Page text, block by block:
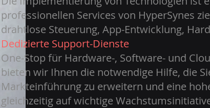
professionellen Services von HyperSynes
drahtlose Steuerung, App-Entwicklung,
Dedizierte Support-Dienste
One-Stop für Hardware-, Software- und
bieten wir Ihnen die notwendige Hilfe, die
Markteinführung zu erweitern und eine
gleichzeitig auf wichtige